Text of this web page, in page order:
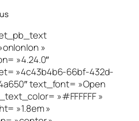
»
»4.24.0″
»4c43b4b6-66bf-432d-
text_font= »Open
»#FFFFFF »
»1.8em »